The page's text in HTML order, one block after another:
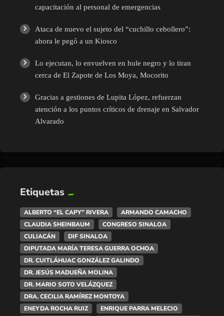
capacitación al personal de emergencias
Ataca de nuevo el sujeto del “cuchillo cebollero”:
ahora le pegó a un Kiosco
Lo ejecutan, lo envuelven en hule negro y lo tiran
cerca de El Zapote de Los Moya, Mocorito
Gracias a gestiones de Lupita López, refuerzan
atención a los puntos críticos de drenaje en Salvador
Alvarado
Etiquetas
ALBERTO “EL CAPY” RIVERA
ARMANDO CAMACHO
CLAUDIA SHEINBAUM
CONGRESO SINALOA
CULIACÁN
DIF SINALOA
DIPUTADA MARÍA TERESA GUERRA OCHOA
DR. CUITLÁHUAC GONZÁLEZ GALINDO
DR. JESÚS MADUEÑA MOLINA
DR. MARIO SOTO VELÁZQUEZ
DRA. CECILIA RAMÍREZ MONTOYA
ENEYDA ROCHA RUIZ
ENRIQUE PARRA MELECIO